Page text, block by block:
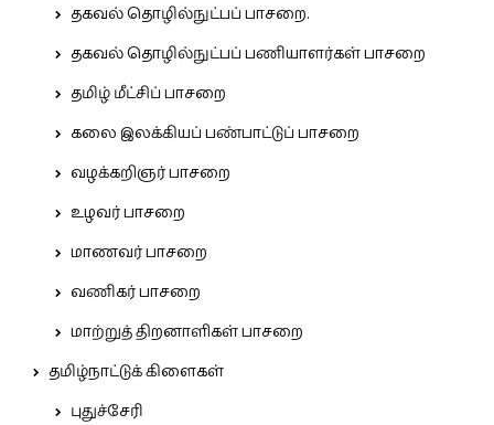
தகவல் தொழில்நுட்பப் பாசறை.
தகவல் தொழில்நுட்பப் பணியாளர்கள் பாசறை
தமிழ் மீட்சிப் பாசறை
கலை இலக்கியப் பண்பாட்டுப் பாசறை
வழக்கறிஞர் பாசறை
உழவர் பாசறை
மாணவர் பாசறை
வணிகர் பாசறை
மாற்றுத் திறனாளிகள் பாசறை
தமிழ்நாட்டுக் கிளைகள்
புதுச்சேரி